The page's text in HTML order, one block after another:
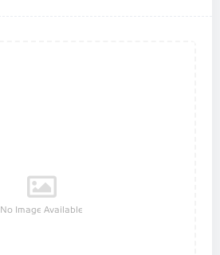
No Image Available